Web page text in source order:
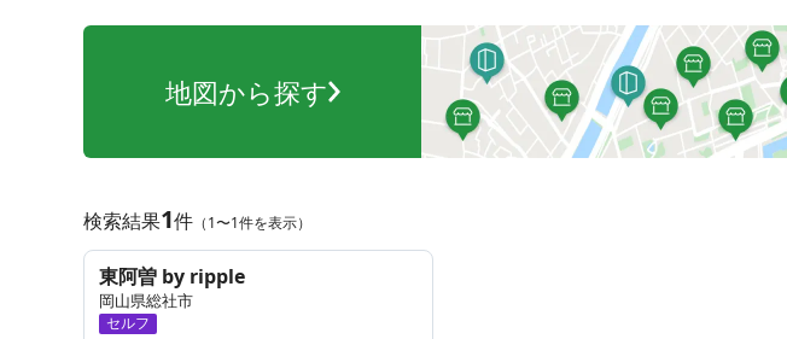
地図から探す
検索結果1件 （1〜1件を表示）
東阿曽 by ripple
岡山県総社市
セルフ